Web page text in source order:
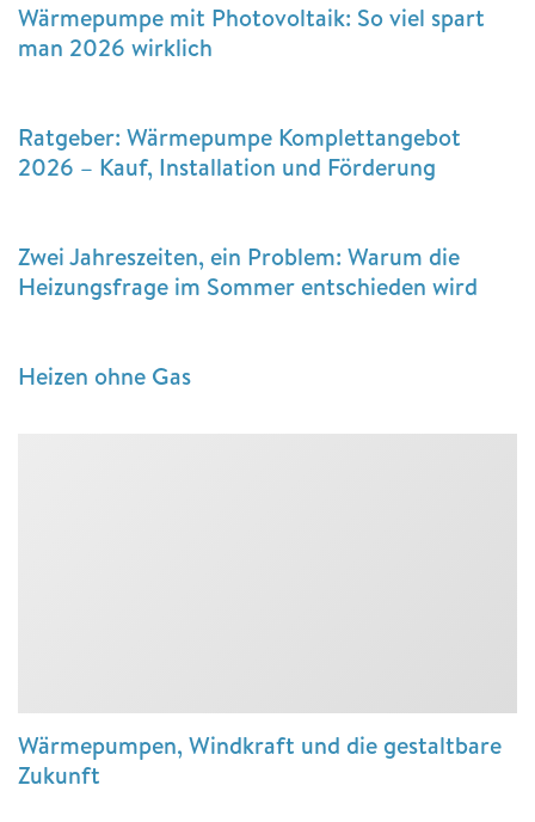
Wärmepumpe mit Photovoltaik: So viel spart
man 2026 wirklich
Ratgeber: Wärmepumpe Komplettangebot
2026 – Kauf, Installation und Förderung
Zwei Jahreszeiten, ein Problem: Warum die
Heizungsfrage im Sommer entschieden wird
Heizen ohne Gas
Wärmepumpen, Windkraft und die gestaltbare
Zukunft